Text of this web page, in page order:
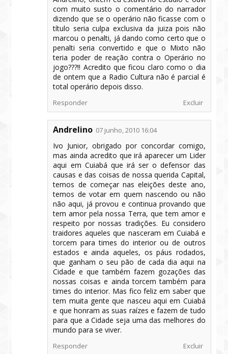
com muito susto o comentário do narrador
dizendo que se o operário não ficasse com o
título seria culpa exclusiva da juiza pois não
marcou o penalti, já dando como certo que o
penalti seria convertido e que o Mixto não
teria poder de reação contra o Operário no
jogo???!! Acredito que ficou claro como o dia
de ontem que a Radio Cultura não é parcial é
total operário depois disso.
Responder Excluir
Andrelino 07 junho, 2010 16:04
Ivo Junior, obrigado por concordar comigo,
mas ainda acredito que irá aparecer um Lider
aqui em Cuiabá que irá ser o defensor das
causas e das coisas de nossa querida Capital,
temos de começar nas eleições deste ano,
temos de votar em quem nascendo ou não
não aqui, já provou e continua provando que
tem amor pela nossa Terra, que tem amor e
respeito por nossas tradições. Eu considero
traidores aqueles que nasceram em Cuiabá e
torcem para times do interior ou de outros
estados e ainda aqueles, os páus rodados,
que ganham o seu pão de cada dia aqui na
Cidade e que também fazem gozações das
nossas coisas e ainda torcem também para
times do interior. Mas fico feliz em saber que
tem muita gente que nasceu aqui em Cuiabá
e que honram as suas raízes e fazem de tudo
para que a Cidade seja uma das melhores do
mundo para se viver.
Responder Excluir